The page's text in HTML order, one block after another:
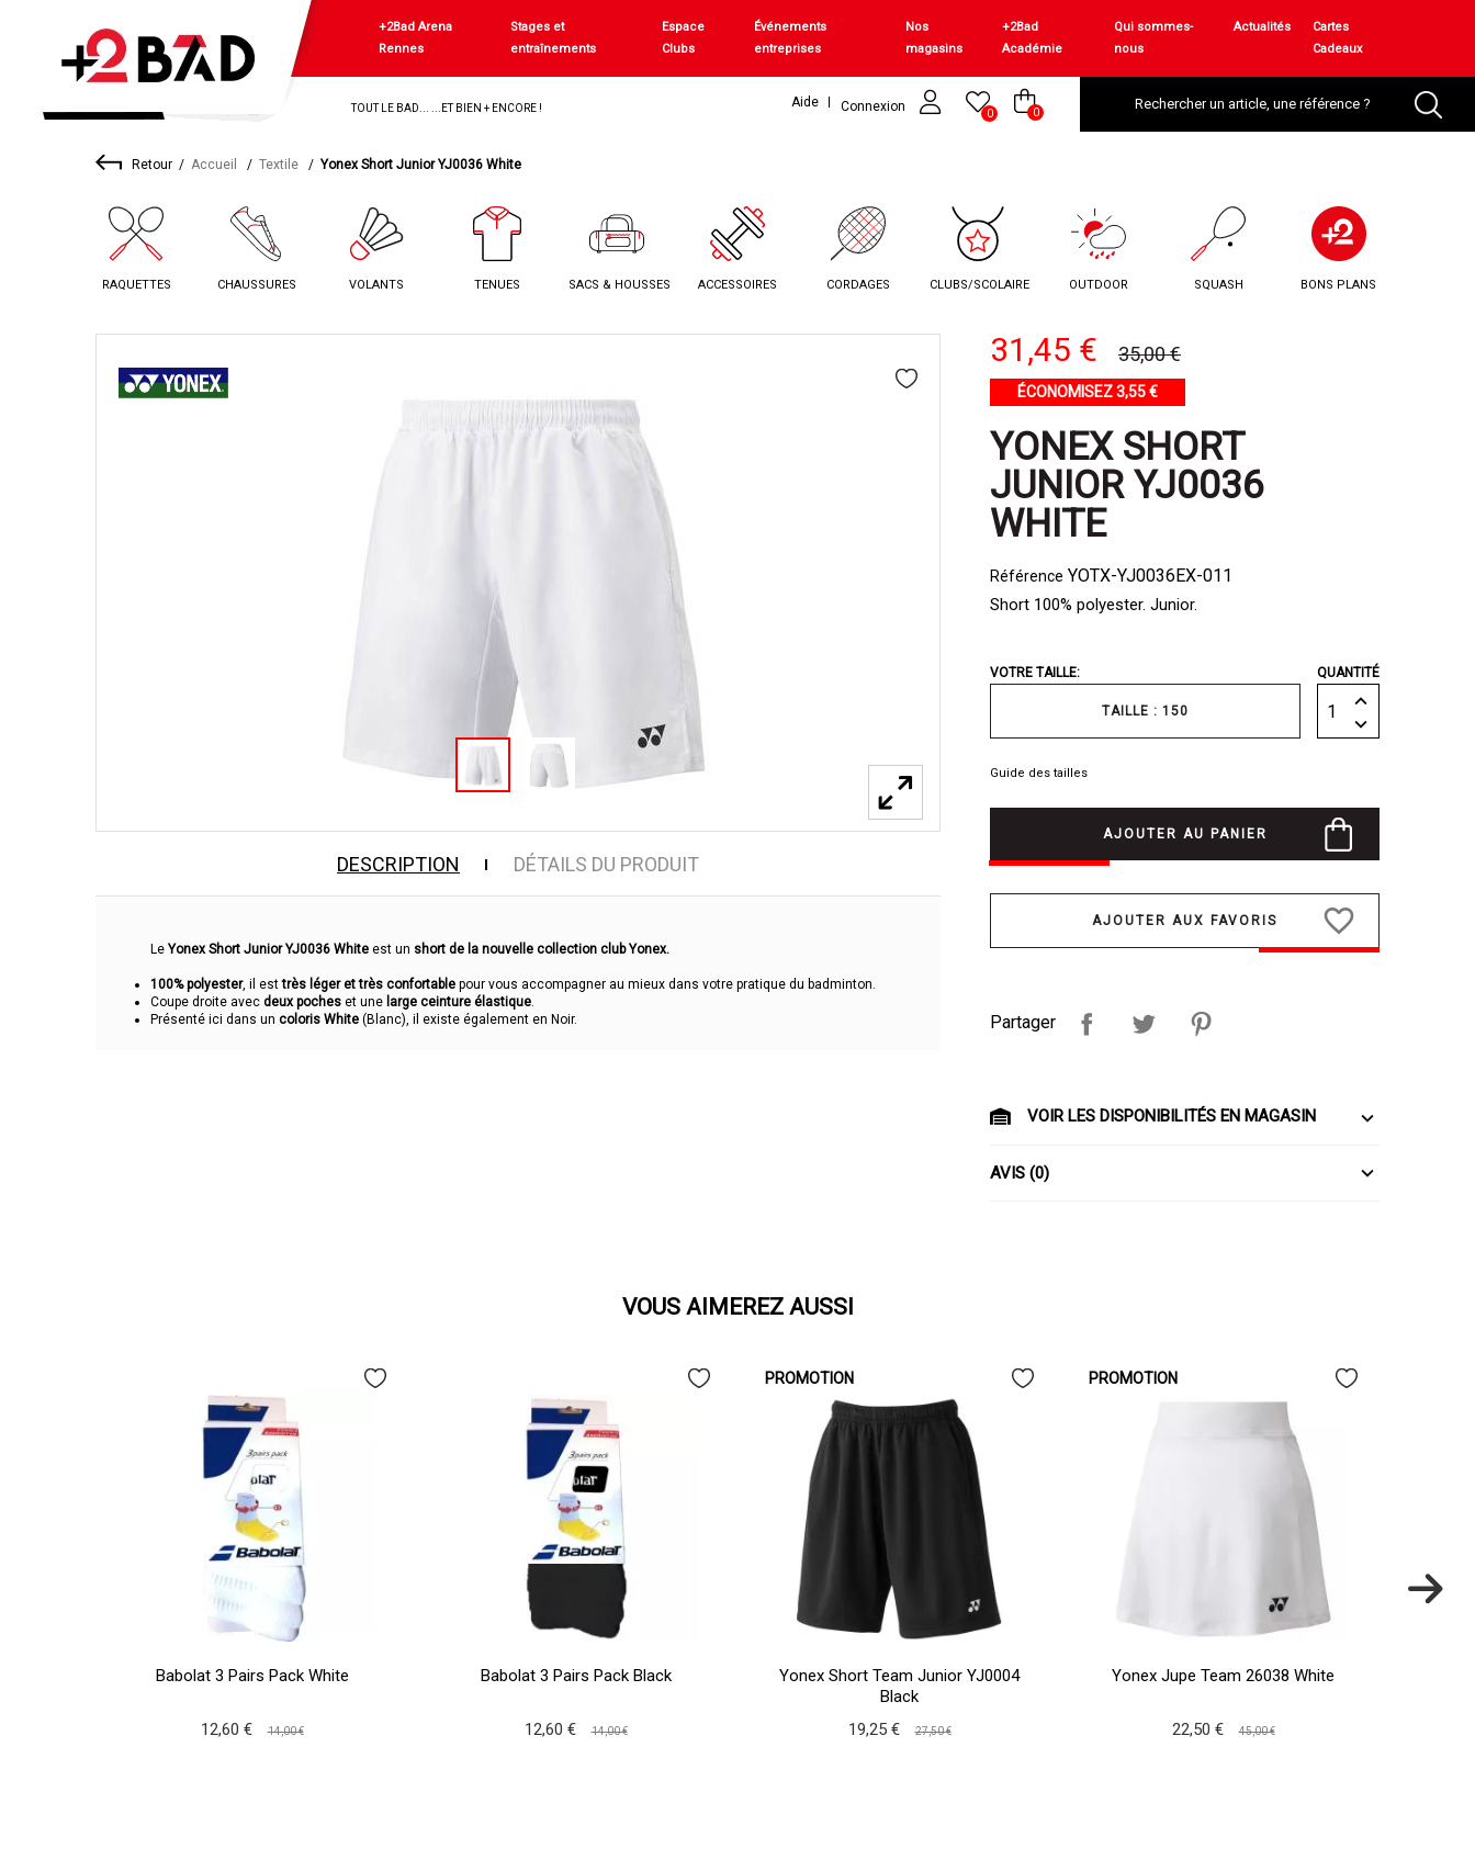
+2Bad Arena
Rennes
Stages et
entraînements
Espace
Clubs
Événements
entreprises
Nos
magasins
+2Bad
Académie
Qui sommes-
nous
Actualités
Cartes
Cadeaux
TOUT LE BAD... ...ET BIEN + ENCORE ! Aide Connexion 0 0
Retour Accueil Textile Yonex Short Junior YJ0036 White
RAQUETTES CHAUSSURES VOLANTS TENUES SACS & HOUSSES ACCESSOIRES CORDAGES CLUBS/SCOLAIRE OUTDOOR SQUASH BONS PLANS
DESCRIPTION DÉTAILS DU PRODUIT
Le Yonex Short Junior YJ0036 White est un short de la nouvelle collection club Yonex.
100% polyester, il esttrès léger et très confortable pour vous accompagner au mieux dans votre pratique du badminton.
Coupe droite avec deux poches et une large ceinture élastique.
Présenté ici dans un coloris White (Blanc), il existe également en Noir.
31,45 € 35,00 €
ÉCONOMISEZ 3,55 €
YONEX SHORT
JUNIOR YJ0036
WHITE
Référence YOTX-YJ0036EX-011
Short 100% polyester. Junior.
VOTRE TAILLE:
TAILLE : 150
QUANTITÉ
Guide des tailles
AJOUTER AU PANIER
favorite_border
Partager
VOIR LES DISPONIBILITÉS EN MAGASIN
AVIS (0)
VOUS AIMEREZ AUSSI
Babolat 3 Pairs Pack White
12,60 € 14,00 €
Babolat 3 Pairs Pack Black
12,60 € 14,00 €
PROMOTION
Yonex Short Team Junior YJ0004
Black
19,25 €
27,50 €
PROMOTION
Yonex Jupe Team 26038 White
22,50 € 45,00 €